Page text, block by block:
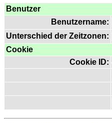
Benutzer
Benutzername:
Unterschied der Zeitzonen:
Cookie
Cookie ID: